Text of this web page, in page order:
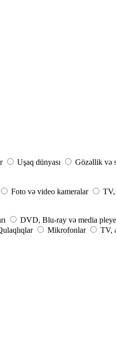
Uşaq dünyası Gözəllik və
Foto və video kameralar TV,
DVD, Blu-ray və media
Mikrofonlar
TV,